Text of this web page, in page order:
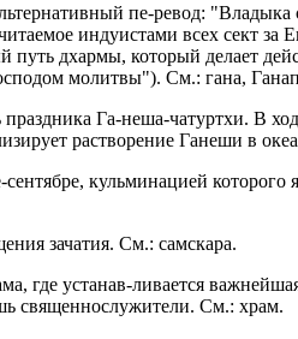
пе-ревод:
индуистами всех сект
дхармы, который делает
молитвы"). См.: гана,
Га-неша-чатуртхи. В
растворение Ганеши в
кульминацией
зачатия. См.: самскара.
где устанав-ливается
священнослужители. См.: храм.